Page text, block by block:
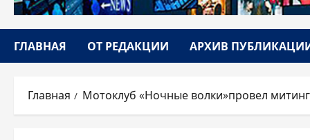
ГЛАВНАЯ ОТ РЕДАКЦИИ АРХИВ
Главная Мотоклуб «Ночные волки»провел